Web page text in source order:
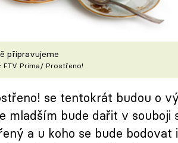
připravujeme
FTV Prima/ Prostřeno!
se tentokrát budou o
mladším bude dařit v
a u koho se bude bodovat